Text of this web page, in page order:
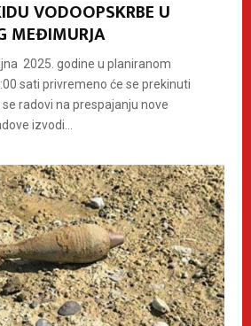
VODOOPSKRBE U
MEĐIMURJA
2025. godine u planiranom
sati privremeno će se prekinuti
radovi na prespajanju nove
izvodi...